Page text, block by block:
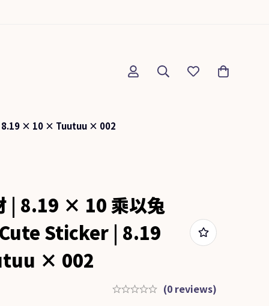
| 8.19 × 10 × Tuutuu × 002
| 8.19 × 10 乘以兔
Sticker | 8.19
× 002
(0 reviews)